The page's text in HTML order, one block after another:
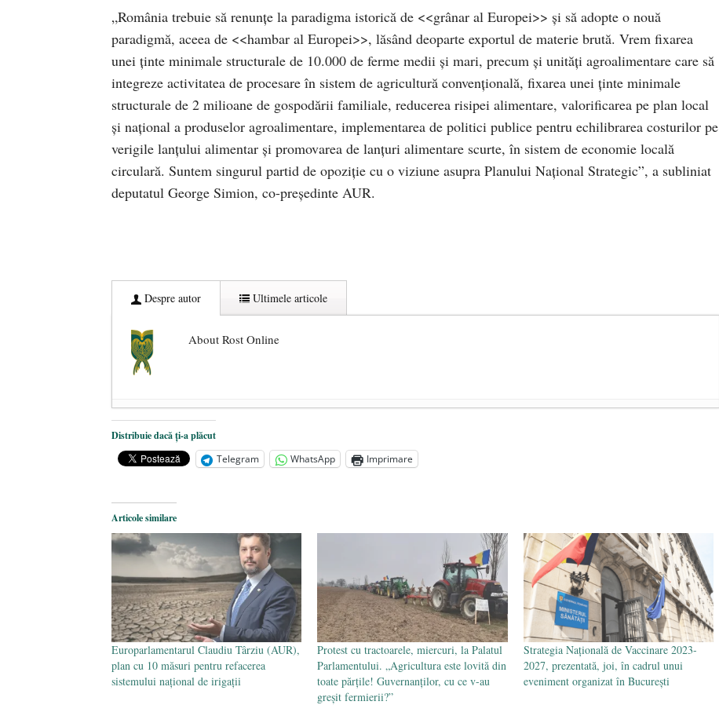
„România trebuie să renunțe la paradigma istorică de <<grânar al Europei>> și să adopte o nouă
paradigmă, aceea de <<hambar al Europei>>, lăsând deoparte exportul de materie brută. Vrem fixarea
unei ținte minimale structurale de 10.000 de ferme medii și mari, precum și unități agroalimentare care să
integreze activitatea de procesare în sistem de agricultură convențională, fixarea unei ținte minimale
structurale de 2 milioane de gospodării familiale, reducerea risipei alimentare, valorificarea pe plan local
și național a produselor agroalimentare, implementarea de politici publice pentru echilibrarea costurilor pe
verigile lanțului alimentar și promovarea de lanțuri alimentare scurte, în sistem de economie locală
circulară. Suntem singurul partid de opoziție cu o viziune asupra Planului Național Strategic”, a subliniat
deputatul George Simion, co-președinte AUR.
Despre autor Ultimele articole
About Rost Online
Dezvăluiri cutremurătoare despre președintele Ucrainei, Volodymyr Zelensky
Statul care servește Națiunea - 21 aprilie 2026
Legea Vexler produce efecte. Bustul poetului Octavian Goga, înlăturat din Iași
Distribuie dacă ți-a plăcut
Telegram
WhatsApp Imprimare
Articole similare
Europarlamentarul Claudiu Târziu (AUR),
plan cu 10 măsuri pentru refacerea
sistemului național de irigații
Protest cu tractoarele, miercuri, la Palatul
Parlamentului. „Agricultura este lovită din
toate părțile! Guvernanților, cu ce v-au
greșit fermierii?”
Strategia Națională de Vaccinare 2023-
2027, prezentată, joi, în cadrul unui
eveniment organizat în București